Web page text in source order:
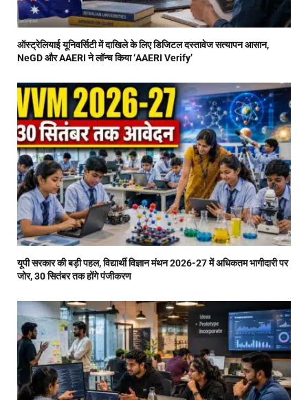
ऑस्ट्रेलियाई यूनिवर्सिटी में दाखिले के लिए डिजिटल दस्तावेज सत्यापन आसान,
NeGD और AAERI ने लॉन्च किया ‘AAERI Verify’
यूपी सरकार की बड़ी पहल, विद्यार्थी विज्ञान मंथन 2026-27 में अधिकतम भागीदारी पर
जोर, 30 सितंबर तक होंगे पंजीकरण